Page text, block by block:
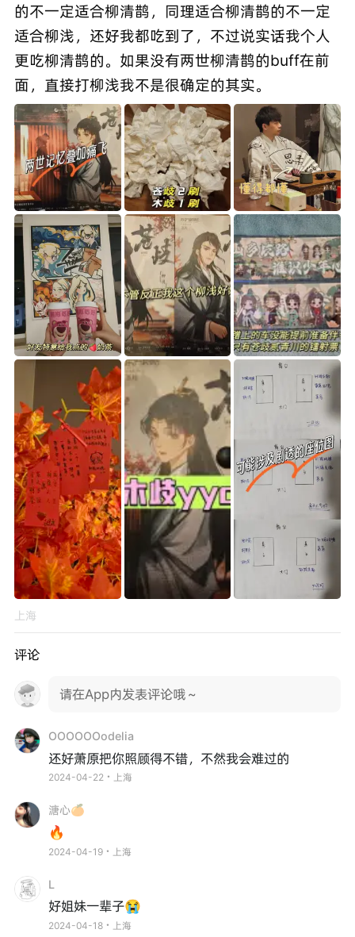
的不一定适合柳清鹊，同理适合柳清鹊的不一定
适合柳浅，还好我都吃到了，不过说实话我个人
更吃柳清鹊的。如果没有两世柳清鹊的buff在前
面，直接打柳浅我不是很确定的其实。
上海
评论
请在App内发表评论哦～
OOOOOOodelia
还好萧原把你照顾得不错，不然我会难过的
2024-04-22・上海
溏心🍊
🔥
2024-04-19・上海
L
好姐妹一辈子😭
2024-04-18・上海